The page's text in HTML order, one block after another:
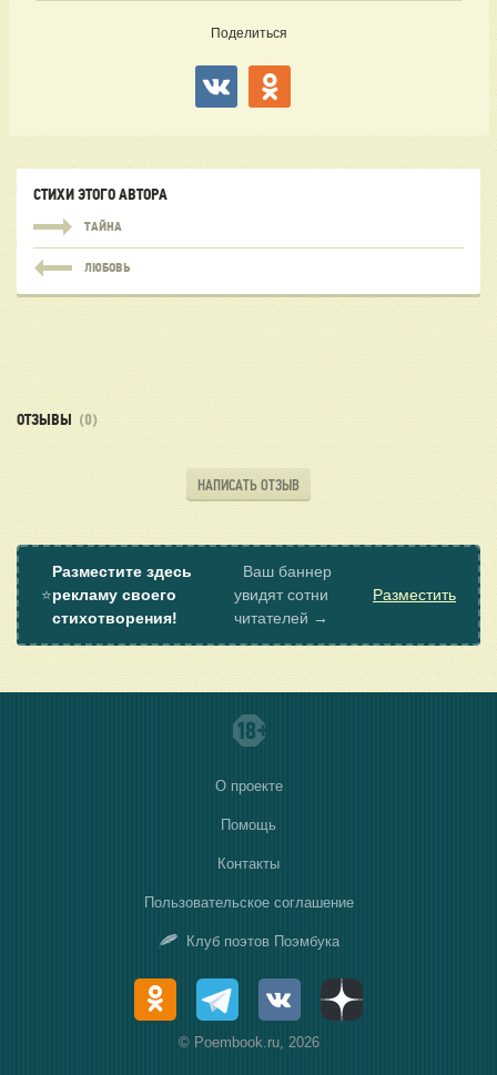
Поделиться
СТИХИ ЭТОГО АВТОРА
ТАЙНА
ЛЮБОВЬ
ОТЗЫВЫ (0)
НАПИСАТЬ ОТЗЫВ
⭐
Разместите здесь
рекламу своего
стихотворения!
Ваш баннер
увидят сотни
читателей →
Разместить
О проекте
Помощь
Контакты
Пользовательское соглашение
Клуб поэтов Поэмбука
© Poembook.ru, 2026